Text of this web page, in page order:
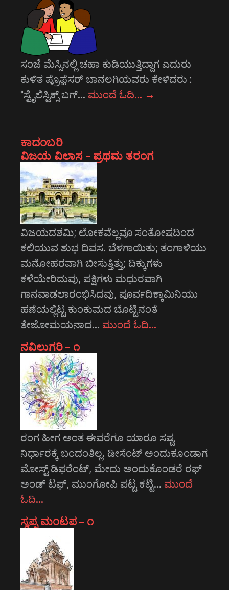
ಸಂಜೆ ಮೆಸ್ಸಿನಲ್ಲಿ ಚಹಾ ಕುಡಿಯುತ್ತಿದ್ದಾಗ ಎದುರು
ಕುಳಿತ ಪ್ರೊಫ಼ೆಸರ್ ಬಾನಲಗಿಯವರು ಕೇಳಿದರು :
"ಸ್ಟೈಲಿಸ್ಟಿಕ್ಸ್ ಬಗ್… ಮುಂದೆ ಓದಿ… →
ಕಾದಂಬರಿ
ವಿಜಯ ವಿಲಾಸ – ಪ್ರಥಮ ತರಂಗ
ವಿಜಯದಶಮಿ; ಲೋಕವೆಲ್ಲವೂ ಸಂತೋಷದಿಂದ
ಕಲಿಯುವ ಶುಭ ದಿವಸ. ಬೆಳಗಾಯಿತು; ತಂಗಾಳಿಯು
ಮನೋಹರವಾಗಿ ಬೀಸುತ್ತಿತ್ತು; ದಿಕ್ಕುಗಳು
ಕಳೆಯೇರಿದುವು, ಪಕ್ಷಿಗಳು ಮಧುರವಾಗಿ
ಗಾನವಾಡಲಾರಂಭಿಸಿದವು, ಪೂರ್ವದಿಕ್ಕಾಮಿನಿಯು
ಹಣೆಯಲ್ಲಿಟ್ಟ ಕುಂಕುಮದ ಬೊಟ್ಟಿನಂತೆ
ತೇಜೋಮಯನಾದ… ಮುಂದೆ ಓದಿ…
ನವಿಲುಗರಿ – ೧
ರಂಗ ಹೀಗ ಅಂತ ಈವರೆಗೂ ಯಾರೂ ಸಷ್ಟ
ನಿರ್ಧಾರಕ್ಕೆ ಬಂದಂತಿಲ್ಲ. ಡೀಸೆಂಟ್ ಅಂದುಕೂಂಡಾಗ
ಮೋಸ್ಟ್‌ ಡಿಫರೆಂಟ್‌, ಮೇದು ಅಂದುಕೊಂಡರೆ ರಫ್
ಅಂಡ್ ಟಫ್, ಮುಂಗೋಪಿ ಪಟ್ಟ ಕಟ್ಟಿ… ಮುಂದೆ
ಓದಿ…
ಸ್ವಪ್ನ ಮಂಟಪ – ೧